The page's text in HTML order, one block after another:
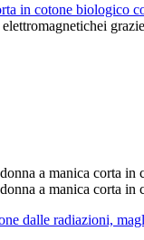
in cotone biologico